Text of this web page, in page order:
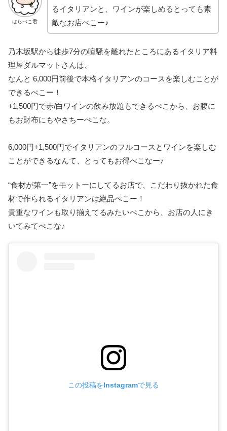
はらぺこ君
るイタリアンと、ワインが楽しめるとっても素
敵なお店ぺこー♪
乃木坂駅から徒歩7分の喧騒を離れたところにあるイタリア料
理屋ダルマットさんは、
なんと 6,000円前後で本格イタリアンのコースを楽しむことが
できるぺこー！
+1,500円で赤/白ワインの飲み放題もできるぺこから、お腹に
もお財布にもやさちーぺこな。
6,000円+1,500円でイタリアンのフルコースとワインを楽しむ
ことができるなんて、とってもお得ぺこなー♪
“食材が第一”をモットーにしてるお店で、こだわり抜かれた食
材で作られるイタリアンは絶品ぺこー！
貴重なワインも取り揃えてるみたいぺこから、お店の人にき
いてみてぺこな♪
この投稿をInstagramで見る